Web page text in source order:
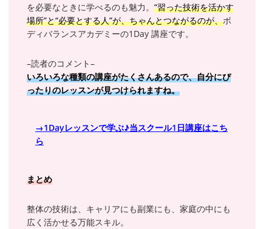
を必要なときに学べるのも魅力。“習った技術を活かす
場所”と“必要とする人”が、ちゃんとつながるのが、ボ
ディバランスアカデミーの1Day 講座です。
–読者のコメント–
いろいろな種類の講座がたくさんあるので、自分にぴ
ったりのレッスンが見つけられますね。
→1Dayレッスンで学ぶ♪当スクール1日講座はこち
ら
まとめ
整体の技術は、キャリアにも副業にも、家庭の中にも
広く活かせる万能スキル。